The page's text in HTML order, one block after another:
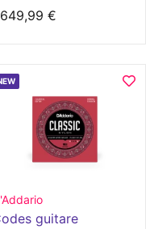
649,99 €
guitare